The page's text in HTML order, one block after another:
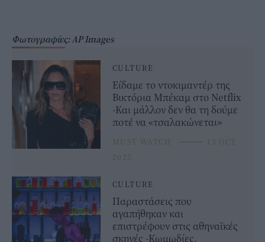
Φωτογραφίες: AP Images
CULTURE
Είδαμε το ντοκιμαντέρ της
Βικτόρια Μπέκαμ στο Netflix
-Και μάλλον δεν θα τη δούμε
ποτέ να «τσαλακώνεται»
MUST WATCH ⸻ 13 OCT
2025
CULTURE
Παραστάσεις που
αγαπήθηκαν και
επιστρέφουν στις αθηναϊκές
σκηνές -Κωμωδίες,